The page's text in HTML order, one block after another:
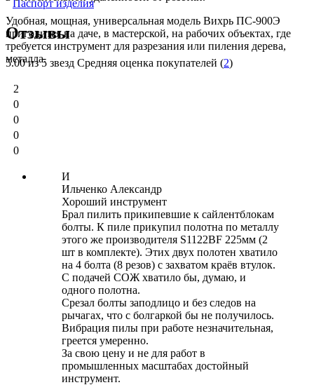
Удобная, мощная, универсальная модель Вихрь ПС-900Э
пригодится на даче, в мастерской, на рабочих объектах, где
требуется инструмент для разрезания или пиления дерева,
металла.
Паспорт изделия
Отзывы
5.00из 5 звезд Средняя оценка покупателей (2)
2
0
0
0
0
И
Ильченко Александр
Хороший инструмент
Брал пилить прикипевшие к сайлентблокам
болты. К пиле прикупил полотна по металлу
этого же производителя S1122BF 225мм (2
шт в комплекте). Этих двух полотен хватило
на 4 болта (8 резов) с захватом краёв втулок.
С подачей СОЖ хватило бы, думаю, и
одного полотна.
Срезал болты заподлицо и без следов на
рычагах, что с болгаркой бы не получилось.
Вибрация пилы при работе незначительная,
греется умеренно.
За свою цену и не для работ в
промышленных масштабах достойный
инструмент.